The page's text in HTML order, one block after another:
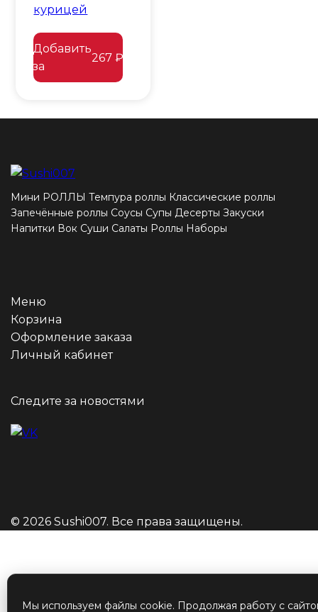
курицей
Добавить
за
267 ₽
Мини РОЛЛЫ Темпура роллы Классические роллы
Запечённые роллы Соусы Супы Десерты Закуски
Напитки Вок Суши Салаты Роллы Наборы
Меню
Корзина
Оформление заказа
Личный кабинет
Следите за новостями
© 2026 Sushi007. Все права защищены.
Мы используем файлы cookie. Продолжая работу с